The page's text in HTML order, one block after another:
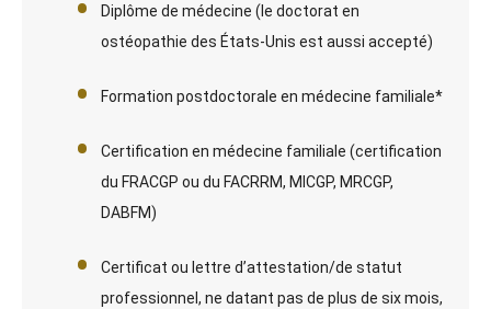
Diplôme de médecine (le doctorat en
ostéopathie des États-Unis est aussi accepté)
Formation postdoctorale en médecine familiale*
Certification en médecine familiale (certification
du FRACGP ou du FACRRM, MICGP, MRCGP,
DABFM)
Certificat ou lettre d’attestation/de statut
professionnel, ne datant pas de plus de six mois,